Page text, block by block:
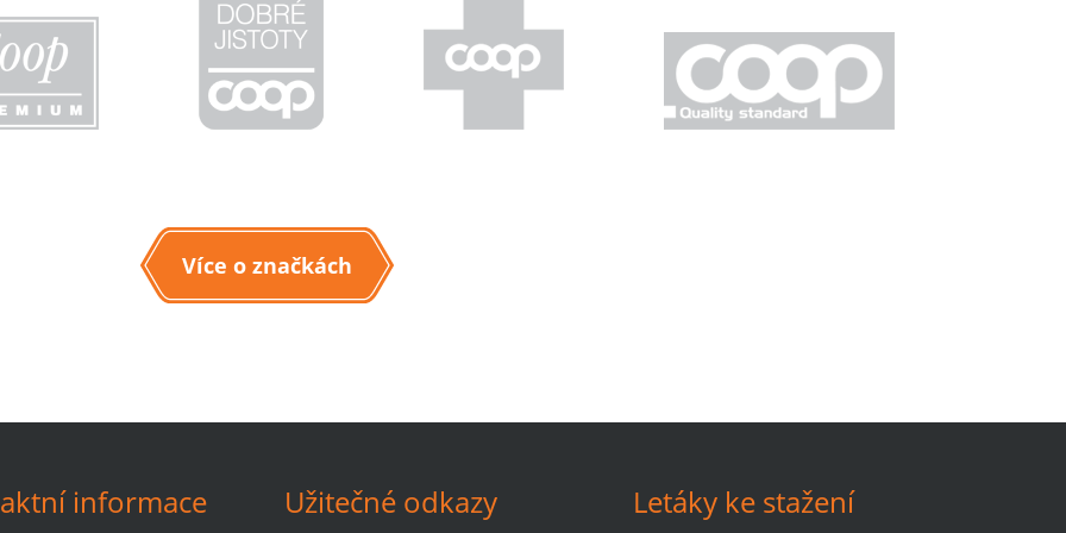
Více o značkách
informace Užitečné odkazy Letáky ke stažení